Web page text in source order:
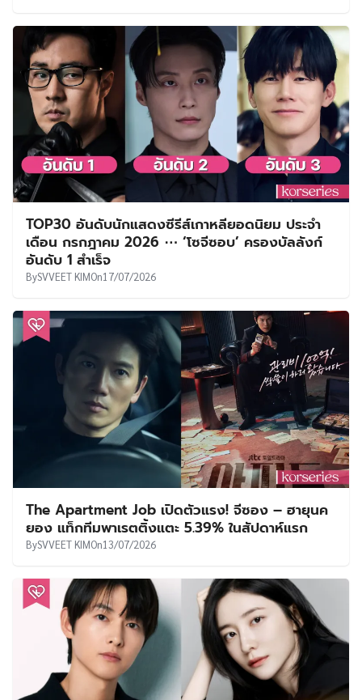
TOP30 อันดับนักแสดงซีรีส์เกาหลียอดนิยม ประจำ
เดือน กรกฎาคม 2026 ⋯ ‘โซจีซอบ’ ครองบัลลังก์
อันดับ 1 สำเร็จ
BySVVEET KIMOn17/07/2026
The Apartment Job เปิดตัวแรง! จีซอง – ฮายุนค
ยอง แท็กทีมพาเรตติ้งแตะ 5.39% ในสัปดาห์แรก
BySVVEET KIMOn13/07/2026